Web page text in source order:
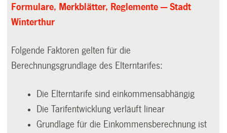
Formulare, Merkblätter, Reglemente — Stadt
Winterthur
Folgende Faktoren gelten für die
Berechnungsgrundlage des Elterntarifes:
Die Elterntarife sind einkommensabhängig
Die Tarifentwicklung verläuft linear
Grundlage für die Einkommensberechnung ist